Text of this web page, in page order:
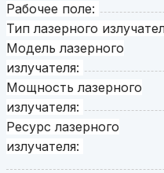
Рабочее поле:
Тип лазерного
Модель лазерного
излучателя:
Мощность лазерного
излучателя:
Ресурс лазерного
излучателя: